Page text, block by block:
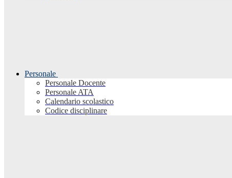
Personale
Personale Docente
Personale ATA
Calendario scolastico
Codice disciplinare